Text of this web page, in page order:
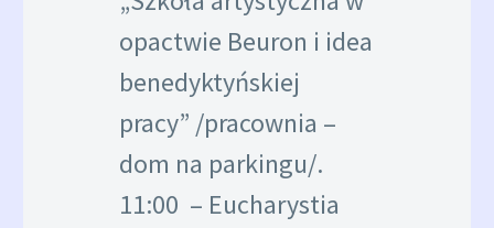
opactwie Beuron i idea
benedyktyńskiej
pracy” /pracownia –
dom na parkingu/.
11:00 – Eucharystia